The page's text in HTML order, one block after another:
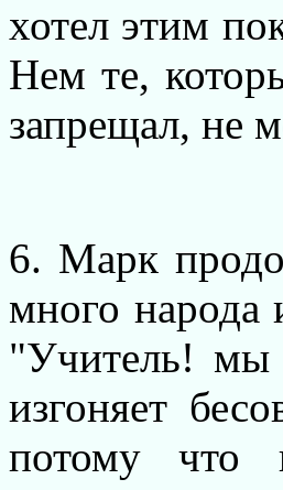
хотел этим
Нем те,
запрещал, не
6. Марк
много народа
"Учитель! мы
изгоняет
потому что